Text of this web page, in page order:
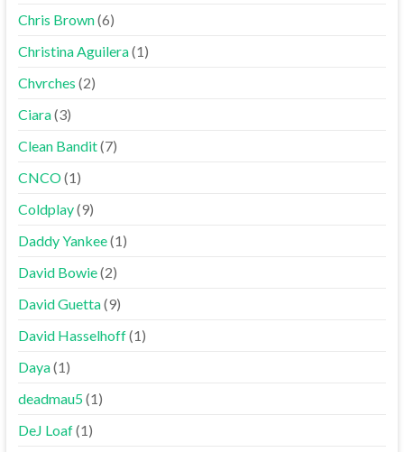
Chris Brown(6)
Christina Aguilera(1)
Chvrches (2)
Ciara(3)
Clean Bandit(7)
CNCO(1)
Coldplay(9)
Daddy Yankee(1)
David Bowie(2)
David Guetta(9)
David Hasselhoff(1)
Daya(1)
deadmau5(1)
DeJ Loaf(1)